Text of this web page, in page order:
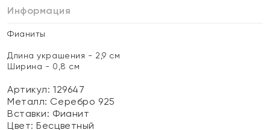
Информация
Фианиты
Длина украшения - 2,9 см
Ширина - 0,8 см
Артикул: 129647
Металл: Серебро 925
Вставки: Фианит
Цвет:Бесцветный